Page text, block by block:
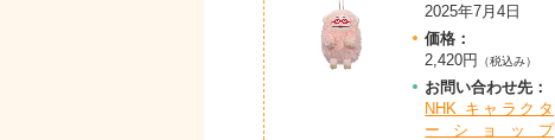
2025年7月4日
価格：
2,420円
（税込み）
お問い合わせ先：
NHK キャラクタ
ーショップ